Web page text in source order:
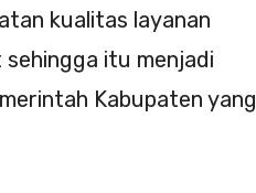
kualitas layanan
itu menjadi
Kabupaten yang